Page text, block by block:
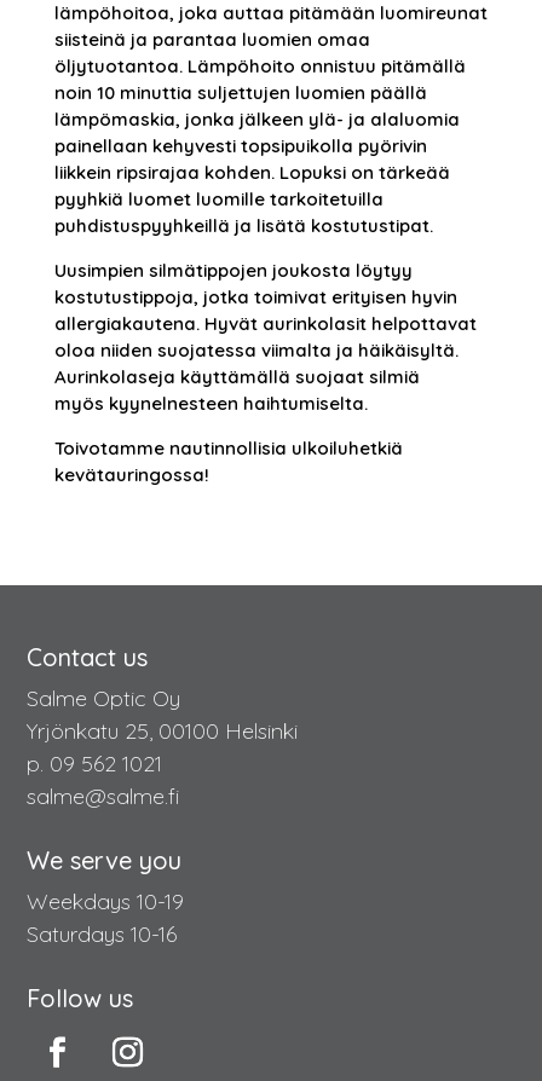
lämpöhoitoa, joka auttaa pitämään luomireunat
siisteinä ja parantaa luomien omaa
öljytuotantoa. Lämpöhoito onnistuu pitämällä
noin 10 minuttia suljettujen luomien päällä
lämpömaskia, jonka jälkeen ylä- ja alaluomia
painellaan kehyvesti topsipuikolla pyörivin
liikkein ripsirajaa kohden. Lopuksi on tärkeää
pyyhkiä luomet luomille tarkoitetuilla
puhdistuspyyhkeillä ja lisätä kostutustipat.
Uusimpien silmätippojen joukosta löytyy
kostutustippoja, jotka toimivat erityisen hyvin
allergiakautena. Hyvät aurinkolasit helpottavat
oloa niiden suojatessa viimalta ja häikäisyltä.
Aurinkolaseja käyttämällä suojaat silmiä
myös kyynelnesteen haihtumiselta.
Toivotamme nautinnollisia ulkoiluhetkiä
kevätauringossa!
Contact us
Salme Optic Oy
Yrjönkatu 25, 00100 Helsinki
p. 09 562 1021
salme@salme.fi
We serve you
Weekdays 10-19
Saturdays 10-16
Follow us